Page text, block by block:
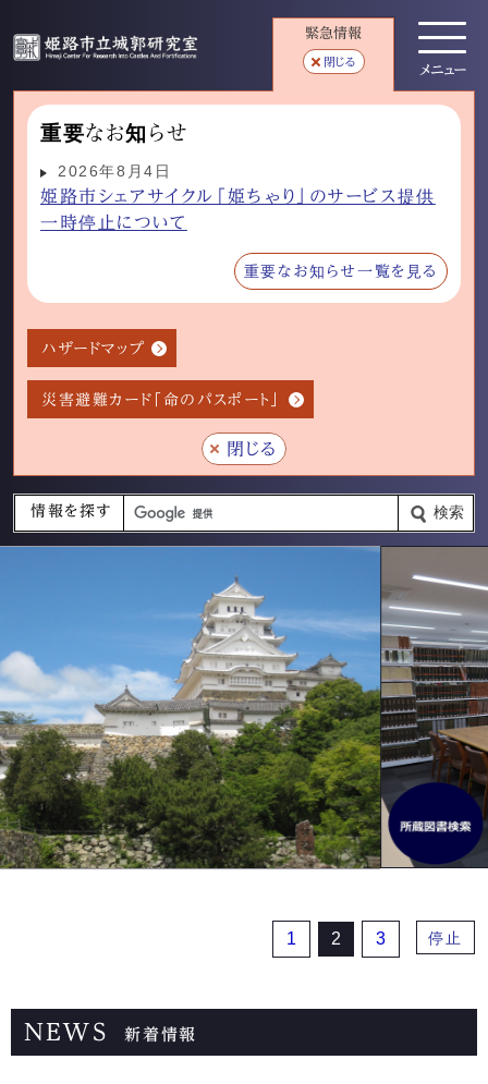
緊急情報
閉じる
重要なお知らせ
2026年8月4日
姫路市シェアサイクル「姫ちゃり」のサービス提供
一時停止について
重要なお知らせ一覧を見る
ハザードマップ
災害避難カード「命のパスポート」
閉じる
メニュー
情報を探す 検索
1 2 3 停止
NEWS 新着情報